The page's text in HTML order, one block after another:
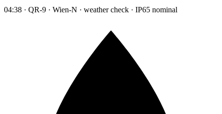
04:38 · QR-9 · Wien-N · weather check · IP65 nominal